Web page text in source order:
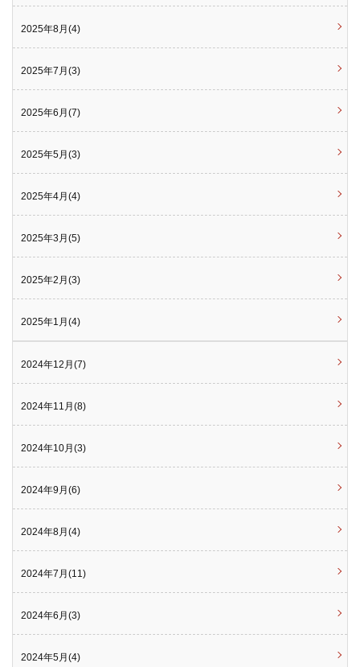
2025年8月(4)
2025年7月(3)
2025年6月(7)
2025年5月(3)
2025年4月(4)
2025年3月(5)
2025年2月(3)
2025年1月(4)
2024年12月(7)
2024年11月(8)
2024年10月(3)
2024年9月(6)
2024年8月(4)
2024年7月(11)
2024年6月(3)
2024年5月(4)